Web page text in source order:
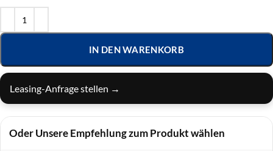
IN DEN WARENKORB
Leasing-Anfrage stellen →
Oder Unsere Empfehlung zum Produkt wählen